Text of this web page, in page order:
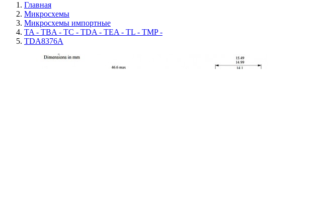
Главная
Микросхемы
Микросхемы импортные
TA - TBA - TC - TDA - TEA - TL - TMP -
TDA8376A